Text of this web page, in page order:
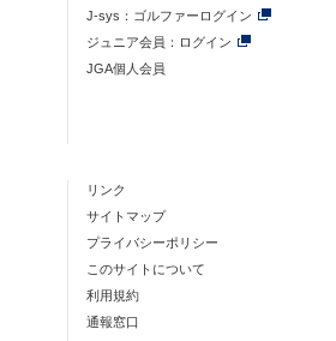
J-sys：ゴルファーログイン
ジュニア会員：ログイン
JGA個人会員
リンク
サイトマップ
プライバシーポリシー
このサイトについて
利用規約
通報窓口